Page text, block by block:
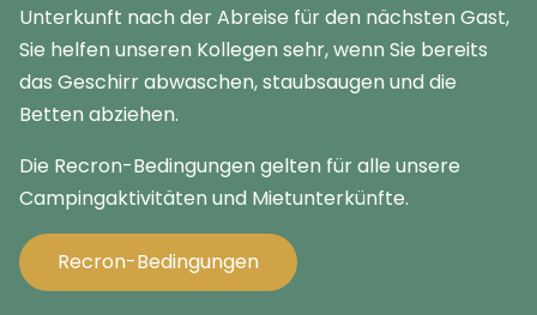
Unterkunft nach der Abreise für den nächsten Gast,
Sie helfen unseren Kollegen sehr, wenn Sie bereits
das Geschirr abwaschen, staubsaugen und die
Betten abziehen.
Die Recron-Bedingungen gelten für alle unsere
Campingaktivitäten und Mietunterkünfte.
Recron-Bedingungen